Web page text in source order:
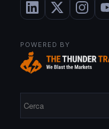
POWERED BY